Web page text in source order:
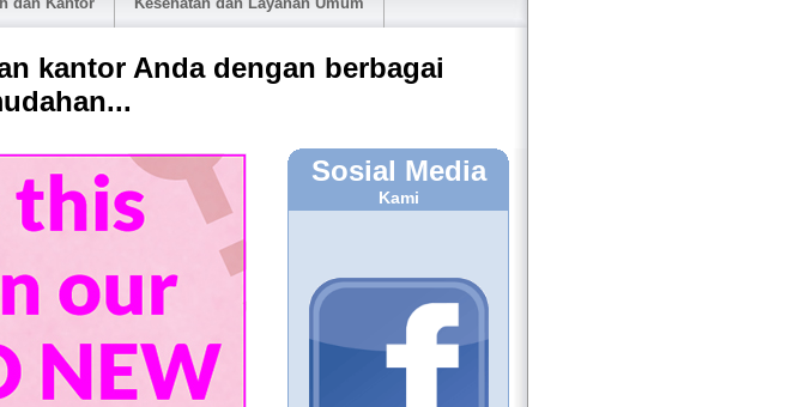
kantor Anda dengan berbagai
Sosial Media
Kami